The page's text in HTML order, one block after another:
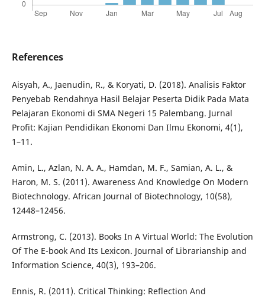
References
Aisyah, A., Jaenudin, R., & Koryati, D. (2018). Analisis Faktor
Penyebab Rendahnya Hasil Belajar Peserta Didik Pada Mata
Pelajaran Ekonomi di SMA Negeri 15 Palembang. Jurnal
Profit: Kajian Pendidikan Ekonomi Dan Ilmu Ekonomi, 4(1),
1–11.
Amin, L., Azlan, N. A. A., Hamdan, M. F., Samian, A. L., &
Haron, M. S. (2011). Awareness And Knowledge On Modern
Biotechnology. African Journal of Biotechnology, 10(58),
12448–12456.
Armstrong, C. (2013). Books In A Virtual World: The Evolution
Of The E-book And Its Lexicon. Journal of Librarianship and
Information Science, 40(3), 193–206.
Ennis, R. (2011). Critical Thinking: Reflection And